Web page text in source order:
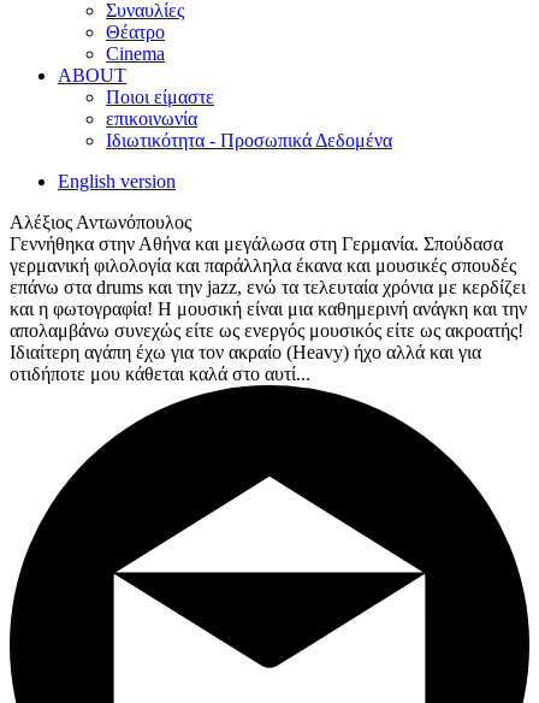
Συναυλίες
Θέατρο
Cinema
ABOUT
Ποιοι είμαστε
επικοινωνία
Ιδιωτικότητα - Προσωπικά Δεδομένα
English version
Αλέξιος Αντωνόπουλος
Γεννήθηκα στην Αθήνα και μεγάλωσα στη Γερμανία. Σπούδασα
γερμανική φιλολογία και παράλληλα έκανα και μουσικές σπουδές
επάνω στα drums και την jazz, ενώ τα τελευταία χρόνια με κερδίζει
και η φωτογραφία! Η μουσική είναι μια καθημερινή ανάγκη και την
απολαμβάνω συνεχώς είτε ως ενεργός μουσικός είτε ως ακροατής!
Ιδιαίτερη αγάπη έχω για τον ακραίο (Heavy) ήχο αλλά και για
οτιδήποτε μου κάθεται καλά στο αυτί...